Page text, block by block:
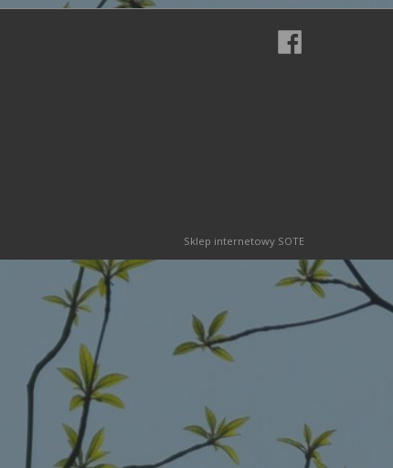
Sklep internetowy SOTE